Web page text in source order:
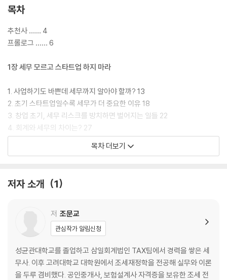
목차
추천사 …… 4
프롤로그 …… 6
1장 세무 모르고 스타트업 하지 마라
1. 사업하기도 바쁜데 세무까지 알아야 할까? 13
2. 초기 스타트업일수록 세무가 더 중요한 이유 18
3. 창업 초기, 세무 리스크를 방치하면 벌어지는 일들 22
4. 회계와 세무의 차이는? 27
5. 개인사업자 vs. 법인, 무엇이 스타트업에 유리할까? 32
6. 나에게 맞는 세무사 찾는 방법 37
2장 성공적인 스타트업 절세의 기술
1. 법인세, 소득세, 부가가치세: 스타트업이 꼭 알아야 할 세금 3종 세트 4
2. 절세는 단순한 비용 절감이 아니다: 스타트업 절세의 본질 60
3. 비용 처리의 기술: 어디까지가 사업 경비일까? 64
4. 절세 혜택 놓치지 않기: 스타트업이 활용할 수 있는 세액공제, 감면 71
5. 모르면 손해, 창업하고 5년간 세금 한 푼도 안 내는 제도 79
목차 더보기
저자 소개 1
저 조문교
관심작가 알림신청
성균관대학교를 졸업하고 삼일회계법인 TAX팀에서 경력을 쌓은 세
무사. 이후 고려대학교 대학원에서 조세재정학을 전공해 실무와 이론
을 두루 겸비했다. 공인중개사, 보험설계사 자격증을 보유한 조세 전